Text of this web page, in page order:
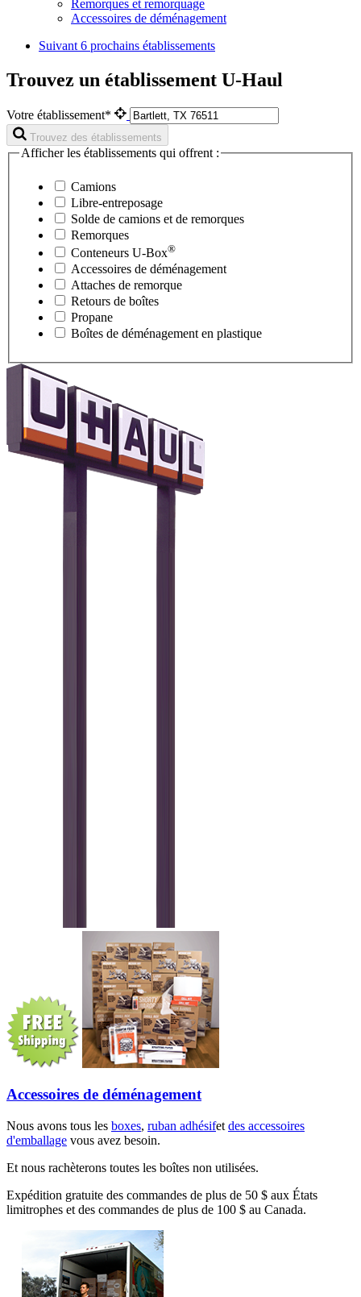
Remorques et remorquage
Accessoires de déménagement
Suivant 6 prochains établissements
Trouvez un établissement U-Haul
Votre établissement*
Trouvez des établissements
Afficher les établissements qui offrent :
Camions
Libre-entreposage
Solde de camions et de remorques
Remorques
Conteneurs U-Box®
Accessoires de déménagement
Attaches de remorque
Retours de boîtes
Propane
Boîtes de déménagement en plastique
Accessoires de déménagement
Nous avons tous les boxes, ruban adhésifet des accessoires
d'emballage vous avez besoin.
Et nous rachèterons toutes les boîtes non utilisées.
Expédition gratuite des commandes de plus de 50 $ aux États
limitrophes et des commandes de plus de 100 $ au Canada.